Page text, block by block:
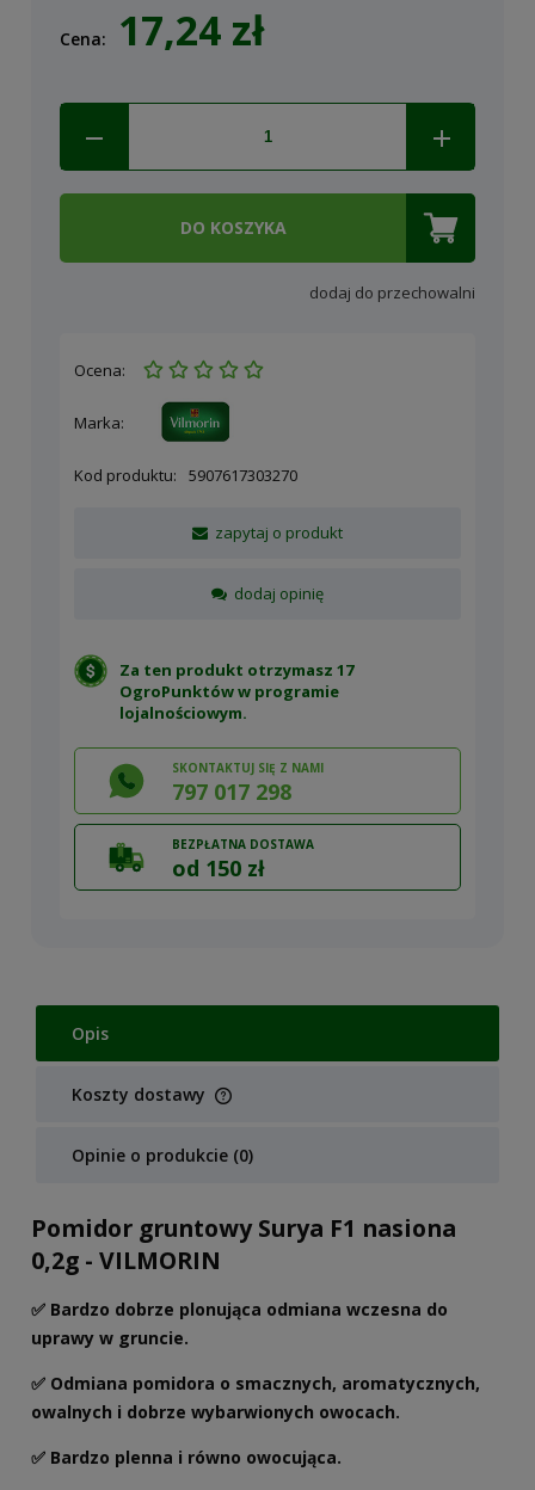
Cena: 17,24 zł
DO KOSZYKA
dodaj do przechowalni
Ocena:
Marka:
Kod produktu: 5907617303270
zapytaj o produkt
dodaj opinię
Za ten produkt otrzymasz 17
OgroPunktów w programie
lojalnościowym.
SKONTAKTUJ SIĘ Z NAMI
797 017 298
BEZPŁATNA DOSTAWA
od 150 zł
Opis
Koszty dostawy
Cena nie zawiera ewentualnych kosztów płatności
Opinie o produkcie (0)
Pomidor gruntowy Surya F1 nasiona
0,2g - VILMORIN
✅ Bardzo dobrze plonująca odmiana wczesna do
uprawy w gruncie.
✅ Odmiana pomidora o smacznych, aromatycznych,
owalnych i dobrze wybarwionych owocach.
✅ Bardzo plenna i równo owocująca.